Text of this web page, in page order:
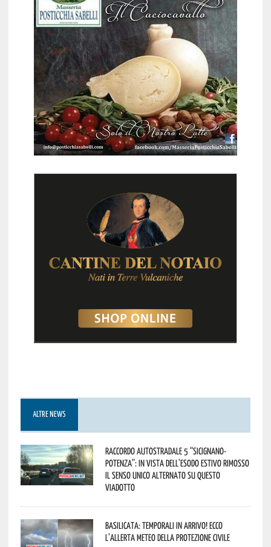
ALTRE NEWS
Raccordo Autostradale 5 “Sicignano-
Potenza”: in vista dell’esodo estivo rimosso
il senso unico alternato su questo
viadotto
Basilicata: temporali in arrivo! Ecco
l’allerta meteo della Protezione civile